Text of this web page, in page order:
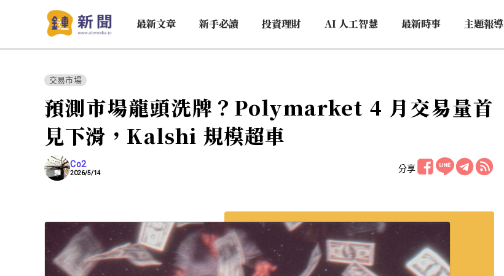
最新文章 新手必讀 投資理財 AI 人工智慧 最新時事 主題報導
交易市場
預測市場龍頭洗牌？Polymarket 4 月交易量首
見下滑，Kalshi 規模超車
Co2
2026/5/14 分享